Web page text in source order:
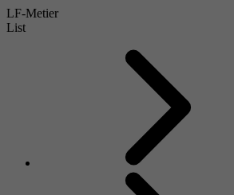
LF-Metier
List